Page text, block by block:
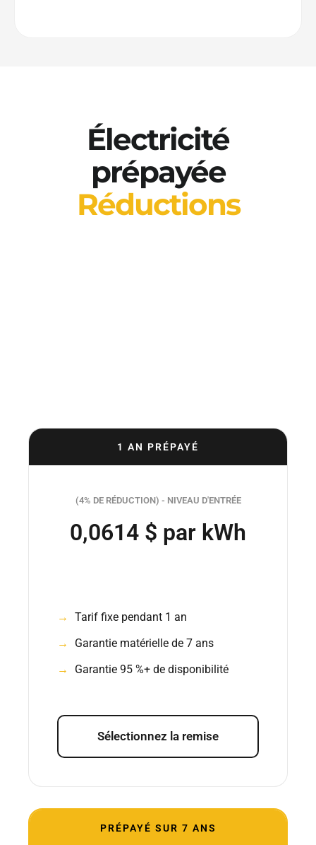
Électricité
prépayée
Réductions
1 AN PRÉPAYÉ
(4% DE RÉDUCTION) - NIVEAU D'ENTRÉE
0,0614 $ par kWh
Tarif fixe pendant 1 an
Garantie matérielle de 7 ans
Garantie 95 %+ de disponibilité
Sélectionnez la remise
PRÉPAYÉ SUR 7 ANS